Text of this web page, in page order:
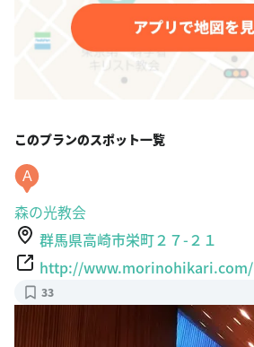
このプランのスポット一覧
A
森の光教会
群馬県高崎市栄町２７-２１
http://www.morinohikari.com/
33